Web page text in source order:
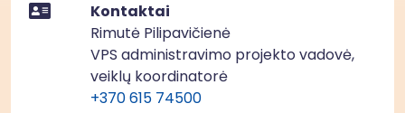
Kontaktai
Rimutė Pilipavičienė
VPS administravimo projekto vadovė,
veiklų koordinatorė
+370 615 74500